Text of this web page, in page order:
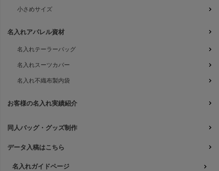
小さめサイズ
名入れアパレル資材
名入れテーラーバッグ
名入れスーツカバー
名入れ不織布製内袋
お客様の名入れ実績紹介
同人バッグ・グッズ制作
データ入稿はこちら
名入れガイドページ